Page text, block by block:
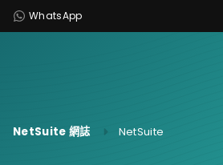
WhatsApp
NetSuite 網誌 NetSuite